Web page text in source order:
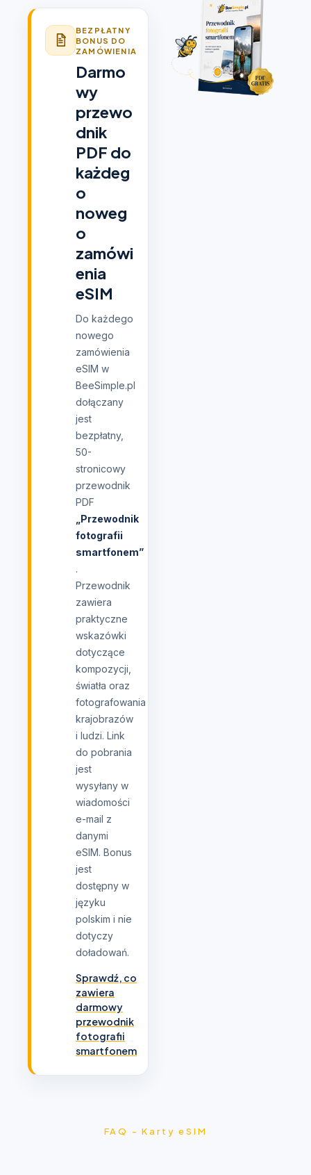
BEZPŁATNY
BONUS DO
ZAMÓWIENIA
Darmo
wy
przewo
dnik
PDF do
każdeg
o
noweg
o
zamówi
enia
eSIM
Do każdego
nowego
zamówienia
eSIM w
BeeSimple.pl
dołączany
jest
bezpłatny,
50-
stronicowy
przewodnik
PDF
„Przewodnik
fotografii
smartfonem”
.
Przewodnik
zawiera
praktyczne
wskazówki
dotyczące
kompozycji,
światła oraz
fotografowania
krajobrazów
i ludzi. Link
do pobrania
jest
wysyłany w
wiadomości
e-mail z
danymi
eSIM. Bonus
jest
dostępny w
języku
polskim i nie
dotyczy
doładowań.
Sprawdź, co
zawiera
darmowy
przewodnik
fotografii
smartfonem
FAQ - Karty eSIM